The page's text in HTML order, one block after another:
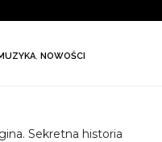
, NOWOŚCI
Sekretna historia